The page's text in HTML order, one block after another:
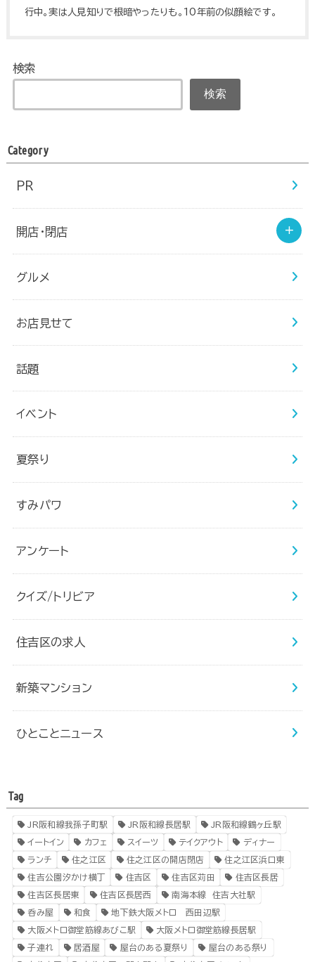
行中。実は人見知りで根暗やったりも。10年前の似顔絵です。
検索
検索
Category
PR
開店・閉店
グルメ
お店見せて
話題
イベント
夏祭り
すみパワ
アンケート
クイズ/トリビア
住吉区の求人
新築マンション
ひとことニュース
Tag
JR阪和線我孫子町駅 JR阪和線長居駅 JR阪和線鶴ヶ丘駅
イートイン カフェ スイーツ テイクアウト ディナー
ランチ 住之江区 住之江区の開店閉店 住之江区浜口東
住吉公園汐かけ横丁 住吉区 住吉区苅田 住吉区長居
住吉区長居東 住吉区長居西 南海本線 住吉大社駅
呑み屋 和食 地下鉄大阪メトロ 西田辺駅
大阪メトロ御堂筋線あびこ駅 大阪メトロ御堂筋線長居駅
子連れ 居酒屋 屋台のある夏祭り 屋台のある祭り